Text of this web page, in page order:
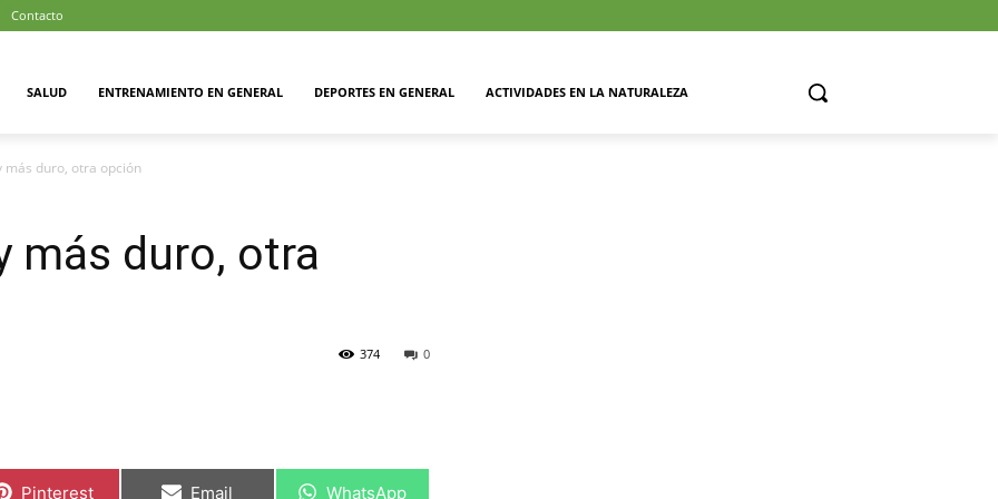
Contacto
SALUD ENTRENAMIENTO EN GENERAL DEPORTES EN GENERAL ACTIVIDADES EN LA NATURALEZA
más duro, otra opción
más duro, otra
0
374
Compartir
Pinterest Compartir
Email Compartir
WhatsApp